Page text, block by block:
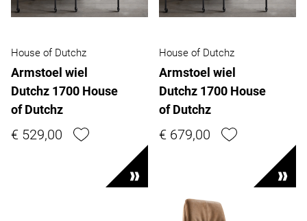
House of Dutchz
Armstoel wiel
Dutchz 1700 House
of Dutchz
€ 529,00
House of Dutchz
Armstoel wiel
Dutchz 1700 House
of Dutchz
€ 679,00